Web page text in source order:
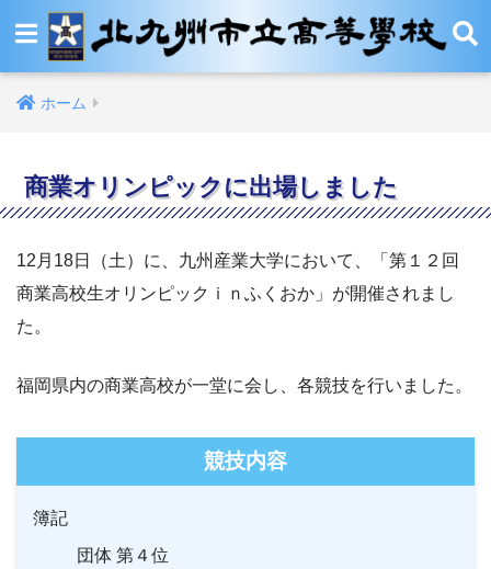
ホーム
商業オリンピックに出場しました
12月18日（土）に、九州産業大学において、「第１２回
商業高校生オリンピックｉｎふくおか」が開催されまし
た。
福岡県内の商業高校が一堂に会し、各競技を行いました。
競技内容
簿記
団体 第４位